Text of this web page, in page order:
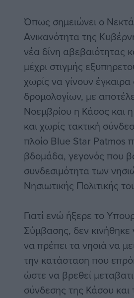
Όπως σημειώνει ο
Ανικανότητα της
νέα δίνη αβεβαιότητας
μέχρι στιγμής
χωρίς να γίνουν
δρομολογίων, με
Νοεμβρίου η Κάσος και
και χωρίς τακτική
πλοίο Blue Star Patmos
βδομάδα, γεγονός που
συνδεσιμότητα των
Νησιωτικής Πολιτικής
Γιατί ενώ ήξερε το
Σύμβασης, δεν
να πρέπει τα νησιά να
την κατάσταση που
ώστε να βρεθεί
σύνδεσης της Κάσου